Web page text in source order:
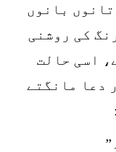
تانوں بانوں
کی روشنی
اسی حالت
دعا مانگتے